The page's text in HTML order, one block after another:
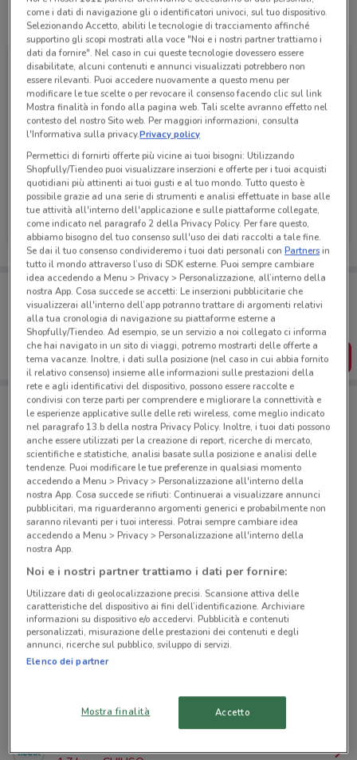
Tutte le promozioni di questo negozio
Tigotà
Scade il 31/08 674 m
Porta DoveConviene sempre con te!
Puoi trovare le migliori offerte dei negozi vicino a te,
salvarle e creare la tua lista del risparmio, comodamente
dal tuo cellulare.
SCARICA L’APP
Negozi Tigotà a Brescia
© MapTiler © OpenStreetMap contributors
Via Porcellaga, 20 Brescia
674 m
CHIUSO
Via Apollonio, 15/17 Brescia
1.1 km
CHIUSO
1.5 km
CHIUSO
come i dati di navigazione gli o identificatori univoci, sul tuo dispositivo.
Selezionando Accetto, abiliti le tecnologie di tracciamento affinché
supportino gli scopi mostrati alla voce "Noi e i nostri partner trattiamo i
dati da fornire". Nel caso in cui queste tecnologie dovessero essere
disabilitate, alcuni contenuti e annunci visualizzati potrebbero non
essere rilevanti. Puoi accedere nuovamente a questo menu per
modificare le tue scelte o per revocare il consenso facendo clic sul link
Mostra finalità in fondo alla pagina web. Tali scelte avranno effetto nel
contesto del nostro Sito web. Per maggiori informazioni, consulta
l'Informativa sulla privacy.Privacy policy
Permettici di fornirti offerte più vicine ai tuoi bisogni: Utilizzando
Shopfully/Tiendeo puoi visualizzare inserzioni e offerte per i tuoi acquisti
quotidiani più attinenti ai tuoi gusti e al tuo mondo. Tutto questo è
possibile grazie ad una serie di strumenti e analisi effettuate in base alle
tue attività all'interno dell'applicazione e sulle piattaforme collegate,
come indicato nel paragrafo 2 della Privacy Policy. Per fare questo,
abbiamo bisogno del tuo consenso sull'uso dei dati raccolti a tale fine.
Se dai il tuo consenso condivideremo i tuoi dati personali conPartnersin
tutto il mondo attraverso l’uso di SDK esterne. Puoi sempre cambiare
idea accedendo a Menu > Privacy > Personalizzazione, all’interno della
nostra App. Cosa succede se accetti: Le inserzioni pubblicitarie che
visualizzerai all'interno dell’app potranno trattare di argomenti relativi
alla tua cronologia di navigazione su piattaforme esterne a
Shopfully/Tiendeo. Ad esempio, se un servizio a noi collegato ci informa
che hai navigato in un sito di viaggi, potremo mostrarti delle offerte a
tema vacanze. Inoltre, i dati sulla posizione (nel caso in cui abbia fornito
il relativo consenso) insieme alle informazioni sulle prestazioni della
rete e agli identificativi del dispositivo, possono essere raccolte e
condivisi con terze parti per comprendere e migliorare la connettività e
le esperienze applicative sulle delle reti wireless, come meglio indicato
nel paragrafo 13.b della nostra Privacy Policy. Inoltre, i tuoi dati possono
anche essere utilizzati per la creazione di report, ricerche di mercato,
scientifiche e statistiche, analisi basate sulla posizione e analisi delle
tendenze. Puoi modificare le tue preferenze in qualsiasi momento
accedendo a Menu > Privacy > Personalizzazione all'interno della
nostra App. Cosa succede se rifiuti: Continuerai a visualizzare annunci
pubblicitari, ma riguarderanno argomenti generici e probabilmente non
saranno rilevanti per i tuoi interessi. Potrai sempre cambiare idea
accedendo a Menu > Privacy > Personalizzazione all'interno della
nostra App.
Noi e i nostri partner trattiamo i dati per fornire:
Utilizzare dati di geolocalizzazione precisi. Scansione attiva delle
caratteristiche del dispositivo ai fini dell’identificazione. Archiviare
informazioni su dispositivo e/o accedervi. Pubblicità e contenuti
personalizzati, misurazione delle prestazioni dei contenuti e degli
annunci, ricerche sul pubblico, sviluppo di servizi.
Elenco dei partner
Mostra finalità Accetto